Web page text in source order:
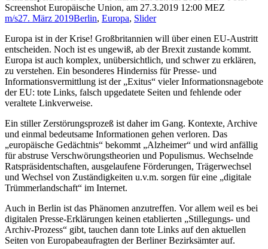
Screenshot Europäische Union, am 27.3.2019 12:00 MEZ
m/s27. März 2019Berlin, Europa, Slider
Europa ist in der Krise! Großbritannien will über einen EU-Austritt
entscheiden. Noch ist es ungewiß, ab der Brexit zustande kommt.
Europa ist auch komplex, unübersichtlich, und schwer zu erklären,
zu verstehen. Ein besonderes Hinderniss für Presse- und
Informationsvermittlung ist der „Exitus“ vieler Informationsnagebote
der EU: tote Links, falsch upgedatete Seiten und fehlende oder
veraltete Linkverweise.
Ein stiller Zerstörungsprozeß ist daher im Gang. Kontexte, Archive
und einmal bedeutsame Informationen gehen verloren. Das
„europäische Gedächtnis“ bekommt „Alzheimer“ und wird anfällig
für abstruse Verschwörungstheorien und Populismus. Wechselnde
Ratspräsidentschaften, ausgelaufene Förderungen, Trägerwechsel
und Wechsel von Zuständigkeiten u.v.m. sorgen für eine „digitale
Trümmerlandschaft“ im Internet.
Auch in Berlin ist das Phänomen anzutreffen. Vor allem weil es bei
digitalen Presse-Erklärungen keinen etablierten „Stillegungs- und
Archiv-Prozess“ gibt, tauchen dann tote Links auf den aktuellen
Seiten von Europabeaufragten der Berliner Bezirksämter auf.